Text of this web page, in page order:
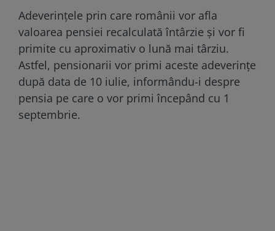
Adeverințele prin care românii vor afla
valoarea pensiei recalculată întârzie și vor fi
primite cu aproximativ o lună mai târziu.
Astfel, pensionarii vor primi aceste adeverințe
după data de 10 iulie, informându-i despre
pensia pe care o vor primi începând cu 1
septembrie.